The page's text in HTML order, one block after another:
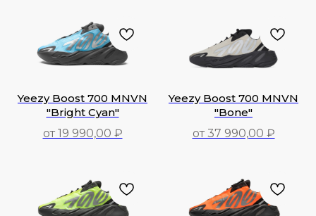
Yeezy Boost 700 MNVN
"Bright Cyan"
от 19 990,00 ₽
Yeezy Boost 700 MNVN
"Bone"
от 37 990,00 ₽